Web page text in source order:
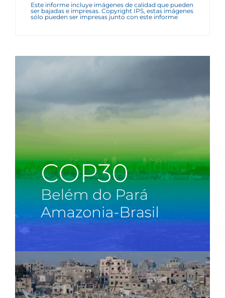
Este informe incluye imágenes de calidad que pueden
ser bajadas e impresas. Copyright IPS, estas imágenes
sólo pueden ser impresas junto con este informe